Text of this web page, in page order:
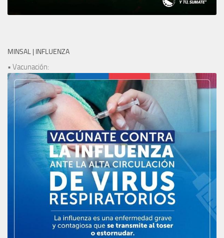
MINSAL | INFLUENZA
• Vacunación: